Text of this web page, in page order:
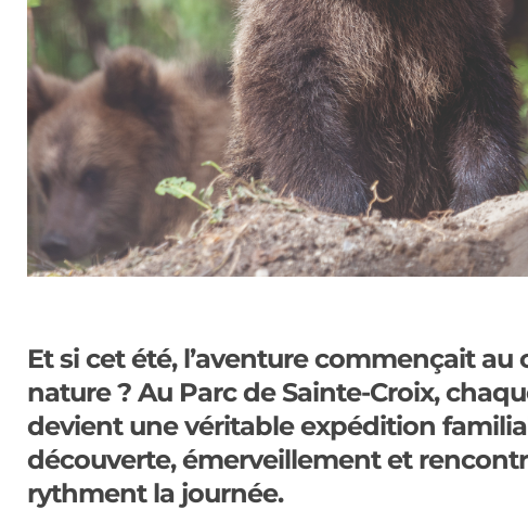
Et si cet été, l’aventure commençait
nature ? Au Parc de Sainte-Croix,
devient une véritable expédition
découverte, émerveillement et
rythment la journée.